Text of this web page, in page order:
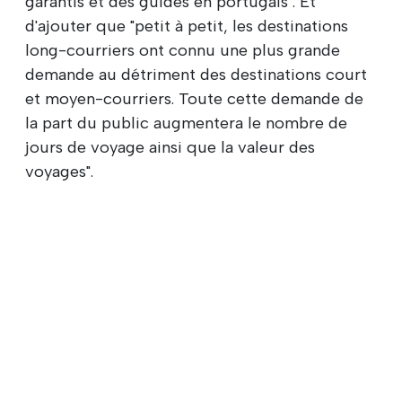
d'ajouter que "petit à petit, les destinations
long-courriers ont connu une plus grande
demande au détriment des destinations court
et moyen-courriers. Toute cette demande de
la part du public augmentera le nombre de
jours de voyage ainsi que la valeur des
voyages".